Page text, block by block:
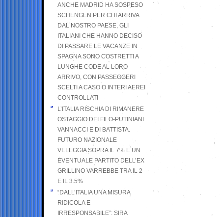
ANCHE MADRID HA SOSPESO
SCHENGEN PER CHI ARRIVA
DAL NOSTRO PAESE, GLI
ITALIANI CHE HANNO DECISO
DI PASSARE LE VACANZE IN
SPAGNA SONO COSTRETTI A
LUNGHE CODE AL LORO
ARRIVO, CON PASSEGGERI
SCELTI A CASO O INTERI AEREI
CONTROLLATI
L’ITALIA RISCHIA DI RIMANERE
OSTAGGIO DEI FILO-PUTINIANI
VANNACCI E DI BATTISTA.
FUTURO NAZIONALE
VELEGGIA SOPRA IL 7% E UN
EVENTUALE PARTITO DELL’EX
GRILLINO VARREBBE TRA IL 2
E IL 3.5%
“DALL’ITALIA UNA MISURA
RIDICOLA E
IRRESPONSABILE”: SIRA